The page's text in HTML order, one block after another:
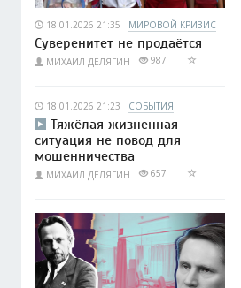
18.01.2026 21:35 МИРОВОЙ КРИЗИС
Суверенитет не продаётся
МИХАИЛ ДЕЛЯГИН 987
18.01.2026 21:23 СОБЫТИЯ
Тяжёлая жизненная
ситуация не повод для
мошенничества
МИХАИЛ ДЕЛЯГИН 657